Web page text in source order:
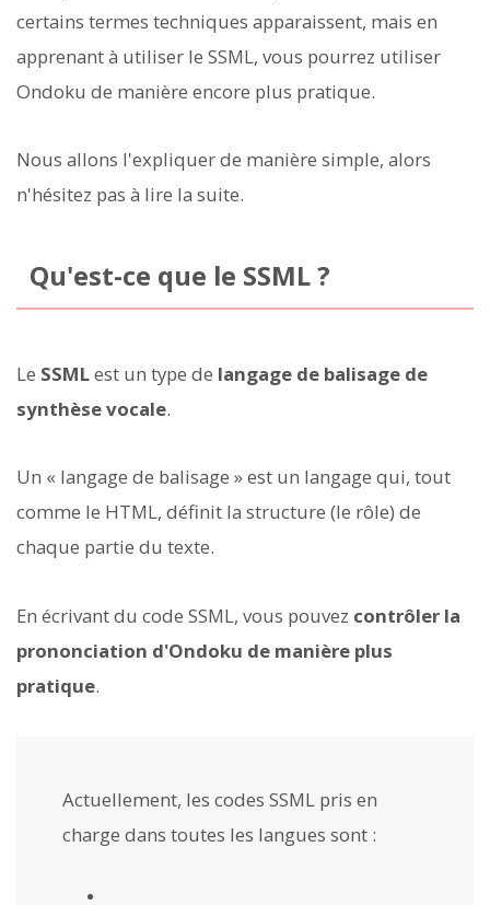
certains termes techniques apparaissent, mais en
apprenant à utiliser le SSML, vous pourrez utiliser
Ondoku de manière encore plus pratique.
Nous allons l'expliquer de manière simple, alors
n'hésitez pas à lire la suite.
Qu'est-ce que le SSML ?
Le SSMLest un type de langage de balisage de
synthèse vocale.
Un « langage de balisage » est un langage qui, tout
comme le HTML, définit la structure (le rôle) de
chaque partie du texte.
En écrivant du code SSML, vous pouvez contrôler la
prononciation d'Ondoku de manière plus
pratique.
Actuellement, les codes SSML pris en
charge dans toutes les langues sont :